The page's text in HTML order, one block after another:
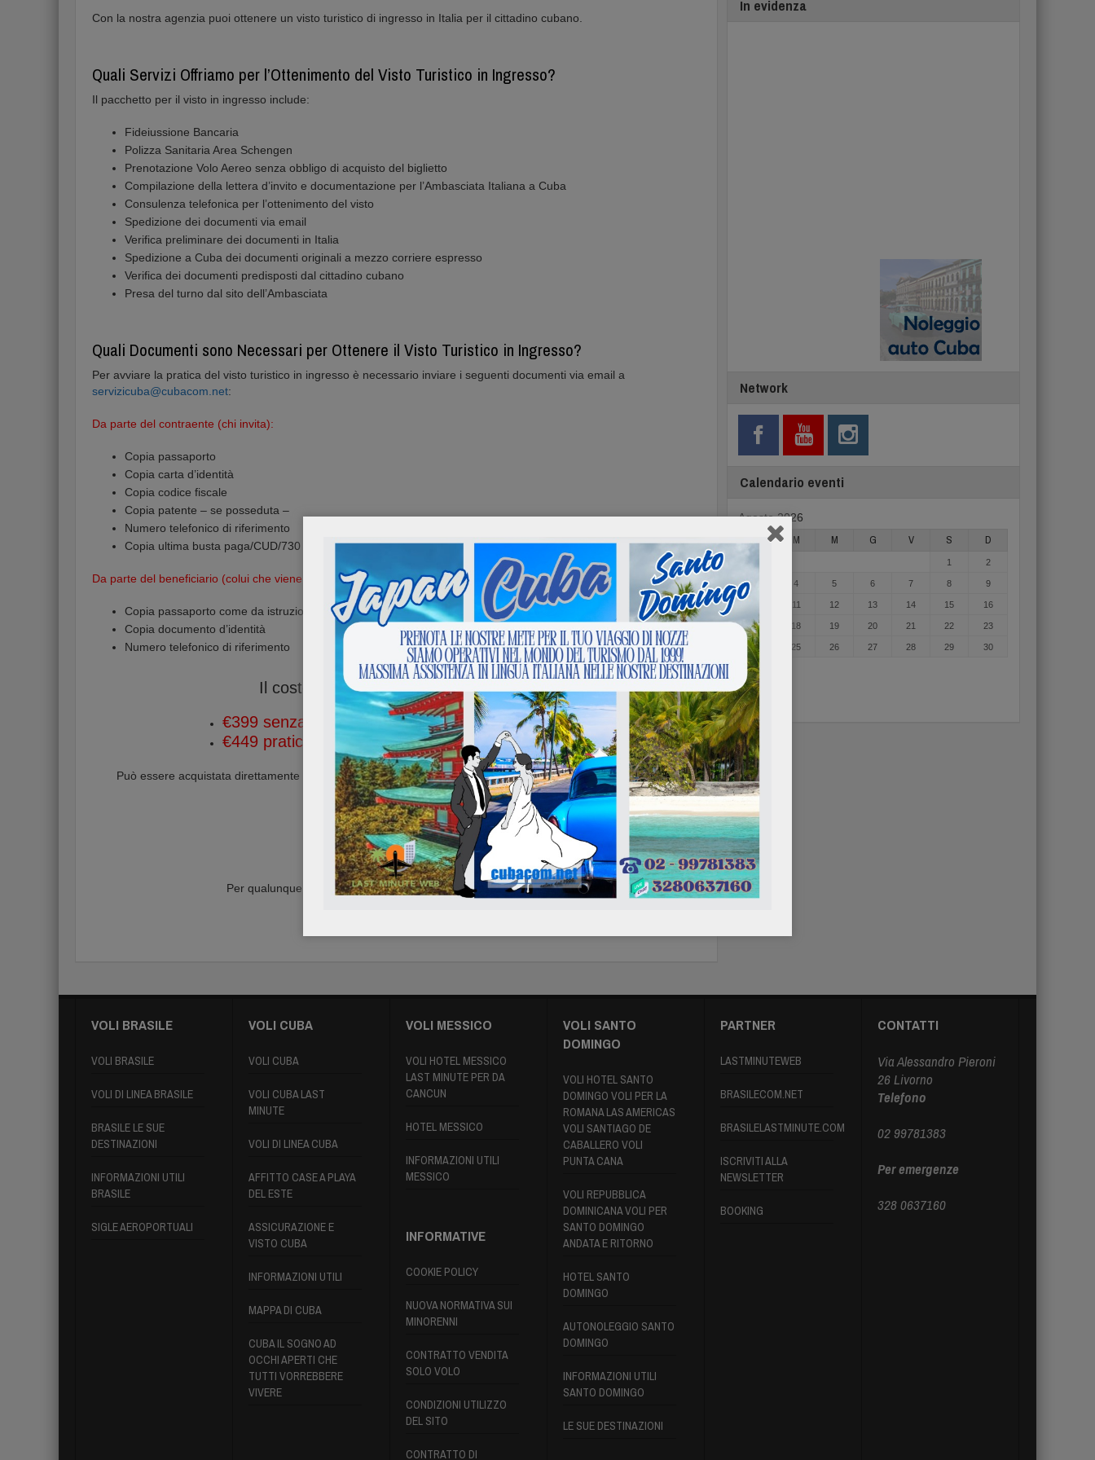
Con la nostra agenzia puoi ottenere un visto turistico di ingresso in Italia per il cittadino cubano.
Quali Servizi Offriamo per l’Ottenimento del Visto Turistico in Ingresso?
Il pacchetto per il visto in ingresso include:
Fideiussione Bancaria
Polizza Sanitaria Area Schengen
Prenotazione Volo Aereo senza obbligo di acquisto del biglietto
Compilazione della lettera d’invito e documentazione per l’Ambasciata Italiana a Cuba
Consulenza telefonica per l’ottenimento del visto
Spedizione dei documenti via email
Verifica preliminare dei documenti in Italia
Spedizione a Cuba dei documenti originali a mezzo corriere espresso
Verifica dei documenti predisposti dal cittadino cubano
Presa del turno dal sito dell’Ambasciata
Quali Documenti sono Necessari per Ottenere il Visto Turistico in Ingresso?
Per avviare la pratica del visto turistico in ingresso è necessario inviare i seguenti documenti via email a
servizicuba@cubacom.net:
Da parte del contraente (chi invita):
Copia passaporto
Copia carta d’identità
Copia codice fiscale
Copia patente – se posseduta –
Numero telefonico di riferimento
Copia ultima busta paga/CUD/730
Da parte del beneficiario (colui che viene invitato):
Copia passaporto come da istruzioni allegate in email dopo acquisto
Copia documento d’identità
Numero telefonico di riferimento
Il costo complessivo della pratica è di:
€399 senza spedizione della documentazione a Cuba
€449 pratica comprensiva di spedizione a Cuba
Può essere acquistata direttamente online, in seguito all’acquisto riceverai un’email con tutte le istruzioni e la
documentazione da inviare.
Compra Ora
Per qualunque informazione aggiuntiva puoi contattarci al numero
In evidenza
Network
Calendario eventi
Agosto 2026
L M M G V S D
1 2
4 5 6 7 8 9
11 12 13 14 15 16
17 18 19 20 21 22 23
24 25 26 27 28 29 30
31
« Mag
VOLI BRASILE
VOLI BRASILE
VOLI DI LINEA BRASILE
BRASILE LE SUE
DESTINAZIONI
INFORMAZIONI UTILI
BRASILE
SIGLE AEROPORTUALI
VOLI CUBA
VOLI CUBA
VOLI CUBA LAST
MINUTE
VOLI DI LINEA CUBA
AFFITTO CASE A PLAYA
DEL ESTE
ASSICURAZIONE E
VISTO CUBA
INFORMAZIONI UTILI
MAPPA DI CUBA
CUBA IL SOGNO AD
OCCHI APERTI CHE
TUTTI VORREBBERE
VIVERE
VOLI MESSICO
VOLI HOTEL MESSICO
LAST MINUTE PER DA
CANCUN
HOTEL MESSICO
INFORMAZIONI UTILI
MESSICO
INFORMATIVE
COOKIE POLICY
NUOVA NORMATIVA SUI
MINORENNI
CONTRATTO VENDITA
SOLO VOLO
CONDIZIONI UTILIZZO
DEL SITO
CONTRATTO DI
VOLI SANTO
DOMINGO
VOLI HOTEL SANTO
DOMINGO VOLI PER LA
ROMANA LAS AMERICAS
VOLI SANTIAGO DE
CABALLERO VOLI
PUNTA CANA
VOLI REPUBBLICA
DOMINICANA VOLI PER
SANTO DOMINGO
ANDATA E RITORNO
HOTEL SANTO
DOMINGO
AUTONOLEGGIO SANTO
DOMINGO
INFORMAZIONI UTILI
SANTO DOMINGO
LE SUE DESTINAZIONI
PARTNER
LASTMINUTEWEB
BRASILECOM.NET
BRASILELASTMINUTE.COM
ISCRIVITI ALLA
NEWSLETTER
BOOKING
CONTATTI
Via Alessandro Pieroni
26 Livorno
Telefono
02 99781383
Per emergenze
328 0637160